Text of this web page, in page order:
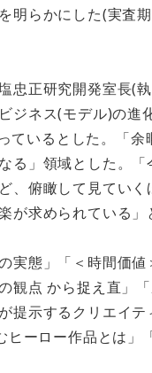
明らかにした(実査
忠正研究開発室長(
ジネス(モデル)の進
ているとした。「
る」領域とした。
、俯瞰して見てい
求められている」
実態」「＜時間価
観点 から捉え直」
提示するクリエイ
ーロー作品とは」